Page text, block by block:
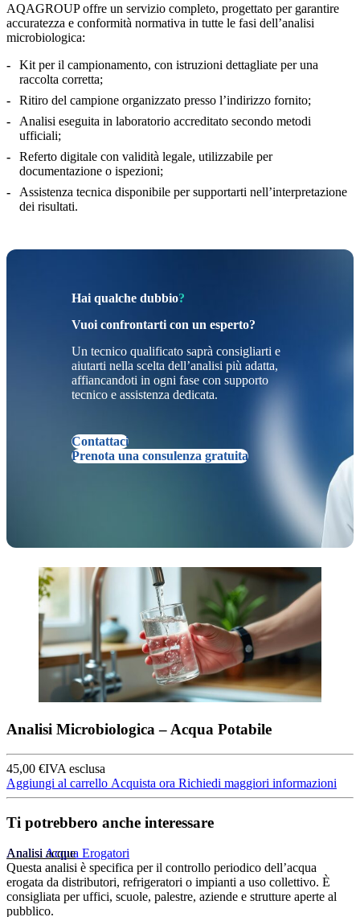
AQAGROUP offre un servizio completo, progettato per garantire
accuratezza e conformità normativa in tutte le fasi dell’analisi
microbiologica:
Kit per il campionamento, con istruzioni dettagliate per una
raccolta corretta;
Ritiro del campione organizzato presso l’indirizzo fornito;
Analisi eseguita in laboratorio accreditato secondo metodi
ufficiali;
Referto digitale con validità legale, utilizzabile per
documentazione o ispezioni;
Assistenza tecnica disponibile per supportarti nell’interpretazione
dei risultati.
Hai qualche dubbio?
Vuoi confrontarti con un esperto?
Un tecnico qualificato saprà consigliarti e
aiutarti nella scelta dell’analisi più adatta,
affiancandoti in ogni fase con supporto
tecnico e assistenza dedicata.
Contattaci
Prenota una consulenza gratuita
Analisi Microbiologica – Acqua Potabile
45,00 €IVA esclusa
Aggiungi al carrello Acquista ora Richiedi maggiori informazioni
Ti potrebbero anche interessare
Analisi acque
Analisi Acqua Erogatori
Questa analisi è specifica per il controllo periodico dell’acqua
erogata da distributori, refrigeratori o impianti a uso collettivo. È
consigliata per uffici, scuole, palestre, aziende e strutture aperte al
pubblico.